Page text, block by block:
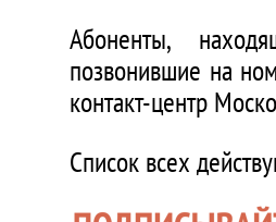
Абоненты,
позвонившие на
контакт-центр
Список всех